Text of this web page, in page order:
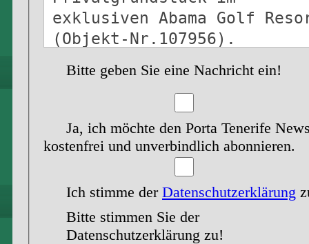
Bitte geben Sie eine Nachricht ein!
Ja, ich möchte den Porta Tenerife
kostenfrei und unverbindlich abonnieren.
Ich stimme der Datenschutzerklärung
Bitte stimmen Sie der
Datenschutzerklärung zu!